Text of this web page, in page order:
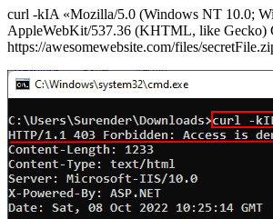
curl -kIA «Mozilla/5.0 (Windows NT 10.0;
AppleWebKit/537.36 (KHTML, like Gecko)
https://awesomewebsite.com/files/